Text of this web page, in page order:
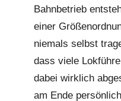
Bahnbetrieb
einer
niemals selbst
dass viele
dabei wirklich
am Ende